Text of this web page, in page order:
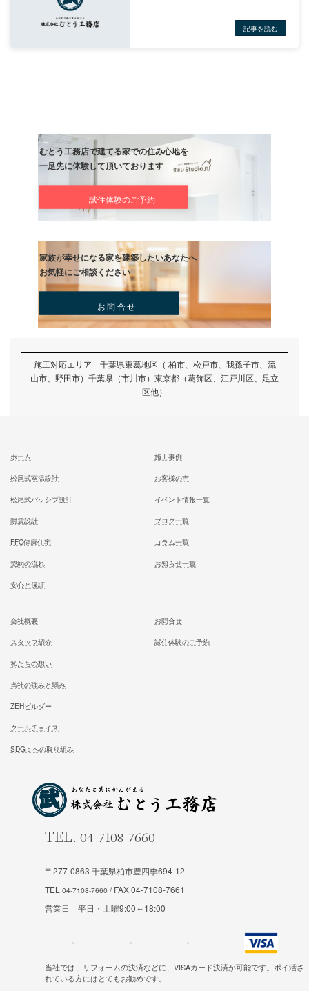
","htmlTag":"
","params":
{"url":"http://pds.exblog.jp/pds/1/201707/26/57/
dth":600,"height":450,"align":"mid"}}見違えるほど綺麗になりました
一戸建て
記事
カメラを．．．
家族が幸せになる家を建築したいあなたへ
お気軽にご相談ください
お問合せ
施工対応エリア 千葉県東葛地区（ 柏市、松戸市、我孫子市
区他）
〒277-0863 千葉県柏市豊四季694-12
TEL
/ FAX 04-7108-7661
営業日 平日・土曜9:00～18:00
当社では、リフォームの決済などに、VISAカード決済が可能です。ポイ活さ
れている方にはとてもお勧めです。